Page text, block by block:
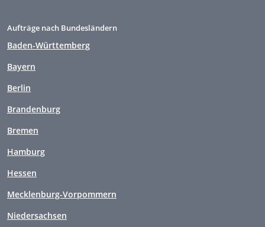
Aufträge nach Bundesländern
Baden-Württemberg
Bayern
Berlin
Brandenburg
Bremen
Hamburg
Hessen
Mecklenburg-Vorpommern
Niedersachsen